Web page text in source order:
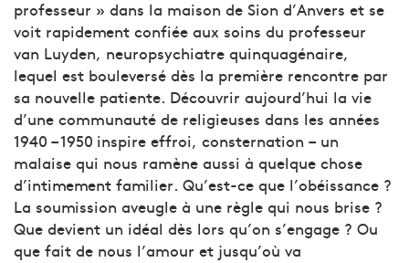
professeur » dans la maison de Sion d’Anvers et se
voit rapidement confiée aux soins du professeur
van Luyden, neuropsychiatre quinquagénaire,
lequel est bouleversé dès la première rencontre par
sa nouvelle patiente. Découvrir aujourd’hui la vie
d’une communauté de religieuses dans les années
1940 – 1950 inspire effroi, consternation – un
malaise qui nous ramène aussi à quelque chose
d’intimement familier. Qu’est-ce que l’obéissance ?
La soumission aveugle à une règle qui nous brise ?
Que devient un idéal dès lors qu’on s’engage ? Ou
que fait de nous l’amour et jusqu’où va